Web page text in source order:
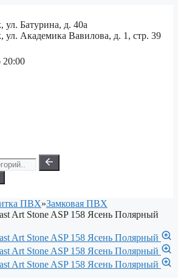
ул. Батурина, д. 40а
ул. Академика Вавилова, д. 1, стр. 39
20:00
ПВХ»Замковая ПВХ
Art Stone ASP 158 Ясень Полярный